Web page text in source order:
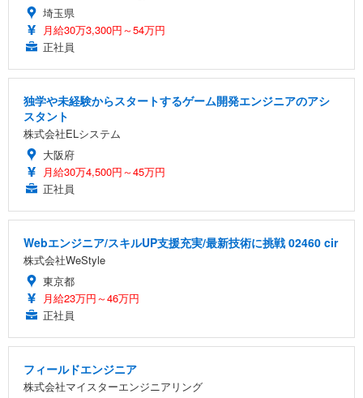
埼玉県
月給30万3,300円～54万円
正社員
独学や未経験からスタートするゲーム開発エンジニアのアシ
スタント
株式会社ELシステム
大阪府
月給30万4,500円～45万円
正社員
Webエンジニア/スキルUP支援充実/最新技術に挑戦 02460 cir
株式会社WeStyle
東京都
月給23万円～46万円
正社員
フィールドエンジニア
株式会社マイスターエンジニアリング